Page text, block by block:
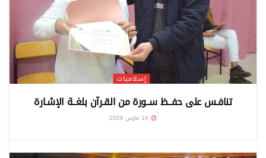
إسلاميات
تنافـس على حفــظ ســورة من القـرآن بلغــة الإشـارة